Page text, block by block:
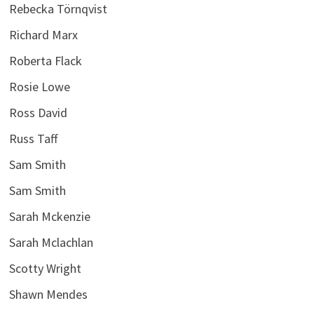
Rebecka Törnqvist
Richard Marx
Roberta Flack
Rosie Lowe
Ross David
Russ Taff
Sam Smith
Sam Smith
Sarah Mckenzie
Sarah Mclachlan
Scotty Wright
Shawn Mendes